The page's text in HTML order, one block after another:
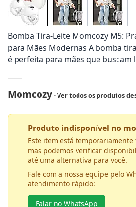
Bomba Tira-Leite Momcozy M5:
para Mães Modernas A bomba
é perfeita para mães que buscam
Momcozy- Ver todos os produtos
Produto indisponível no
Este item está temporariamente
mas podemos verificar
até uma alternativa para você.
Fale com a nossa equipe pelo
atendimento rápido:
Falar no WhatsApp